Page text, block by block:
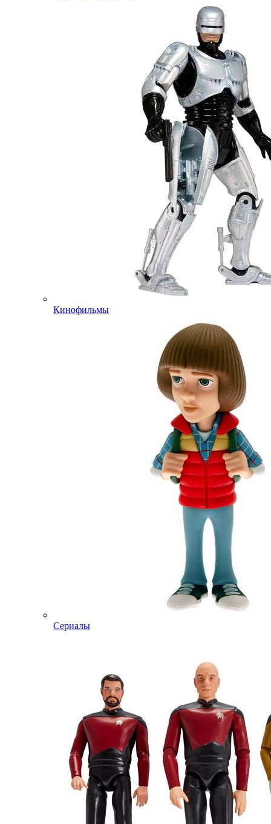
Кинофильмы
Сериалы